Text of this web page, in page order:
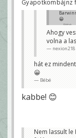
Gyapotkombájnz
😀
Bébé
Ahogy
volna a
nexion218
hát ez
😀
Bébé
kabbe! 😊
Nem lassult le